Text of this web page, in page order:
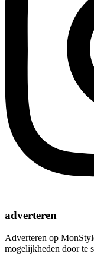
adverteren
Adverteren op
mogelijkheden door te